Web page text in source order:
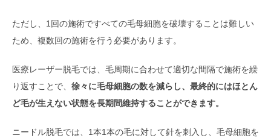
ただし、1回の施術ですべての毛母細胞を破壊することは難しい
ため、複数回の施術を行う必要があります。
医療レーザー脱毛では、毛周期に合わせて適切な間隔で施術を繰
り返すことで、 徐々に毛母細胞の数を減らし、最終的にはほとん
ど毛が生えない状態を長期間維持することができます。
ニードル脱毛では、1本1本の毛に対して針を刺入し、毛母細胞を